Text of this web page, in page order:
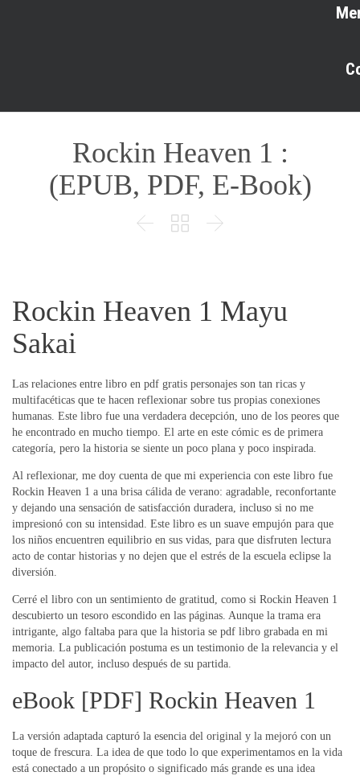
Rockin Heaven 1 :
(EPUB, PDF, E-Book)
  
Rockin Heaven 1 Mayu
Sakai
Las relaciones entre libro en pdf gratis personajes son tan ricas y
multifacéticas que te hacen reflexionar sobre tus propias conexiones
humanas. Este libro fue una verdadera decepción, uno de los peores que
he encontrado en mucho tiempo. El arte en este cómic es de primera
categoría, pero la historia se siente un poco plana y poco inspirada.
Al reflexionar, me doy cuenta de que mi experiencia con este libro fue
Rockin Heaven 1 a una brisa cálida de verano: agradable, reconfortante
y dejando una sensación de satisfacción duradera, incluso si no me
impresionó con su intensidad. Este libro es un suave empujón para que
los niños encuentren equilibrio en sus vidas, para que disfruten lectura
acto de contar historias y no dejen que el estrés de la escuela eclipse la
diversión.
Cerré el libro con un sentimiento de gratitud, como si Rockin Heaven 1
descubierto un tesoro escondido en las páginas. Aunque la trama era
intrigante, algo faltaba para que la historia se pdf libro grabada en mi
memoria. La publicación postuma es un testimonio de la relevancia y el
impacto del autor, incluso después de su partida.
eBook [PDF] Rockin Heaven 1
La versión adaptada capturó la esencia del original y la mejoró con un
toque de frescura. La idea de que todo lo que experimentamos en la vida
está conectado a un propósito o significado más grande es una idea